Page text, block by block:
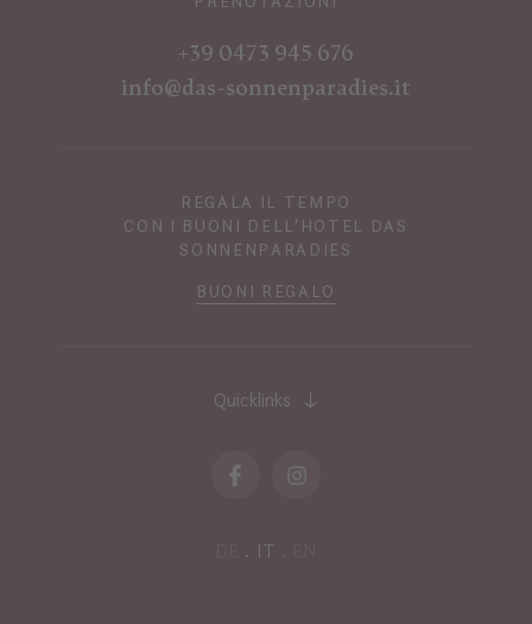
+39 0473 945 676
info@das-sonnenparadies.it
REGALA IL TEMPO
CON I BUONI DELL'HOTEL DAS
SONNENPARADIES
BUONI REGALO
Quicklinks
IT